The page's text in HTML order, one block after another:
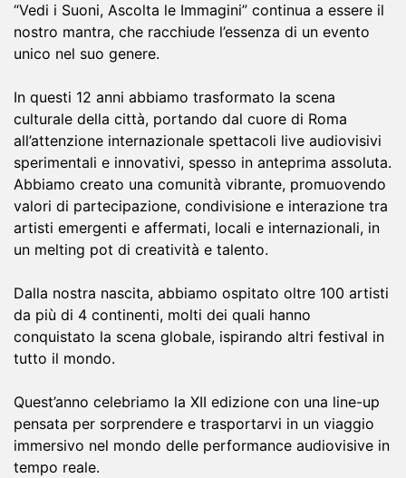
“Vedi i Suoni, Ascolta le Immagini” continua a essere il
nostro mantra, che racchiude l’essenza di un evento
unico nel suo genere.
In questi 12 anni abbiamo trasformato la scena
culturale della città, portando dal cuore di Roma
all’attenzione internazionale spettacoli live audiovisivi
sperimentali e innovativi, spesso in anteprima assoluta.
Abbiamo creato una comunità vibrante, promuovendo
valori di partecipazione, condivisione e interazione tra
artisti emergenti e affermati, locali e internazionali, in
un melting pot di creatività e talento.
Dalla nostra nascita, abbiamo ospitato oltre 100 artisti
da più di 4 continenti, molti dei quali hanno
conquistato la scena globale, ispirando altri festival in
tutto il mondo.
Quest’anno celebriamo la XII edizione con una line-up
pensata per sorprendere e trasportarvi in un viaggio
immersivo nel mondo delle performance audiovisive in
tempo reale.